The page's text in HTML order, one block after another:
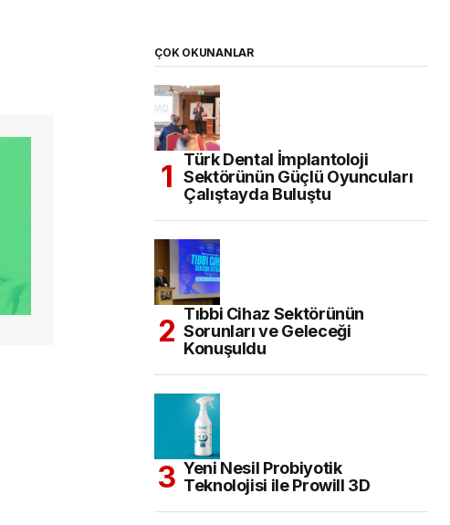
ÇOK OKUNANLAR
Türk Dental İmplantoloji
Sektörünün Güçlü Oyuncuları
Çalıştayda Buluştu
Tıbbi Cihaz Sektörünün
Sorunları ve Geleceği
Konuşuldu
Yeni Nesil Probiyotik
Teknolojisi ile Prowill 3D